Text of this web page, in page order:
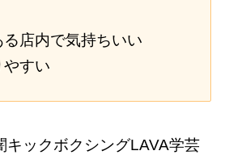
店内で気持ちいい
すい
キックボクシングLAVA学芸